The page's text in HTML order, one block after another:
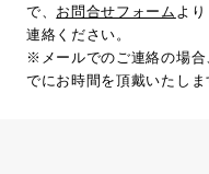
で、 お問合せフォーム よ
連絡ください。
※メールでのご連絡の場合
でにお時間を頂戴いたしま